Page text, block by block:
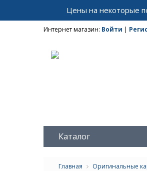
Цены на некоторые
Интернет магазин: Войти |
Каталог
Главная Оригинальные